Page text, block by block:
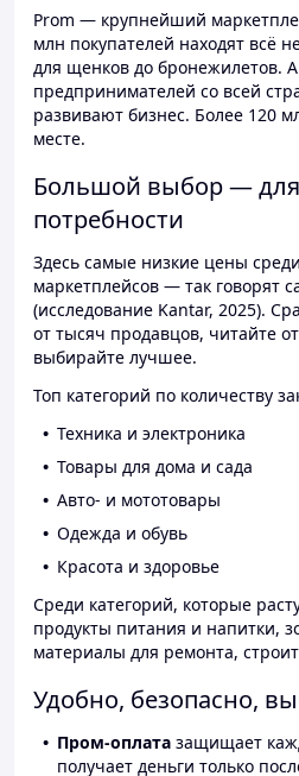
Prom — крупнейший
млн покупателей находят всё
для щенков до бронежилетов.
предпринимателей со всей
развивают бизнес. Более 120
месте.
Большой выбор —
потребности
Здесь самые низкие цены
маркетплейсов — так говорят
(исследование Kantar, 2025).
от тысяч продавцов, читайте
выбирайте лучшее.
Топ категорий по количеству
Техника и электроника
Товары для дома и сада
Авто- и мототовары
Одежда и обувь
Красота и здоровье
Среди категорий, которые
продукты питания и напитки,
материалы для ремонта,
Удобно, безопасно,
Пром-оплата защищает
получает деньги только